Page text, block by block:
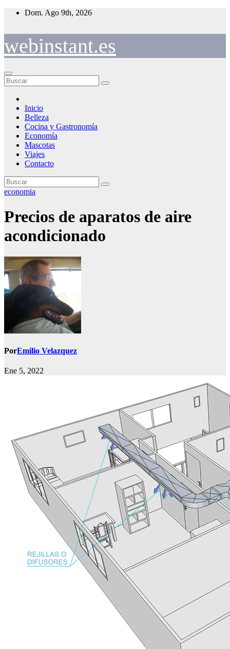
Saltar
Dom. Ago 9th, 2026
webinstant.es
Inicio
Belleza
Cocina y Gastronomía
Economía
Mascotas
Viajes
Contacto
economia
Precios de aparatos de aire
acondicionado
PorEmilio Velazquez
Ene 5, 2022